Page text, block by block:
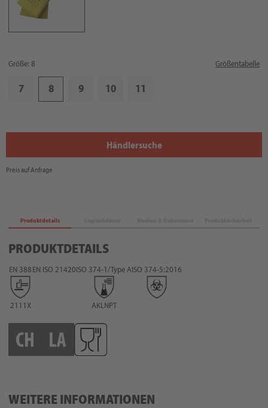
Größe: 8 Größentabelle
7 8 9 10 11
Händlersuche
Preis auf Anfrage
Produktdetails
PRODUKTDETAILS
EN 388
2111X
EN ISO 21420ISO 374-1/Type A
AKLNPT
ISO 374-5:2016
WEITERE INFORMATIONEN